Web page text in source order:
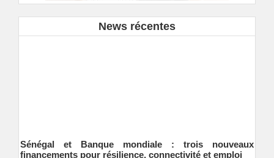
News récentes
Sénégal et Banque mondiale : trois nouveaux
financements pour résilience, connectivité et emploi